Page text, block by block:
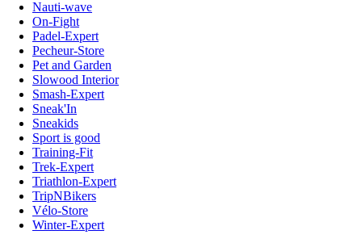
Nauti-wave
On-Fight
Padel-Expert
Pecheur-Store
Pet and Garden
Slowood Interior
Smash-Expert
Sneak'In
Sneakids
Sport is good
Training-Fit
Trek-Expert
Triathlon-Expert
TripNBikers
Vélo-Store
Winter-Expert